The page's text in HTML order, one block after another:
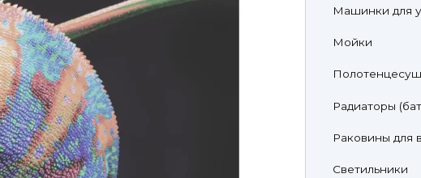
Машинки для
Мойки
Радиаторы
Раковины для
Светильники